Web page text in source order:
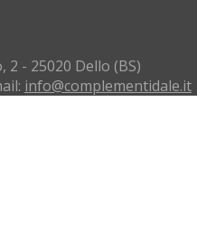
2 - 25020 Dello (BS)
info@complementidale.it